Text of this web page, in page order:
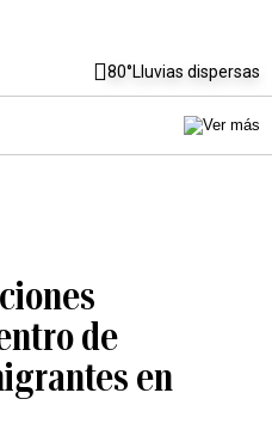
80°Lluvias dispersas
de
en